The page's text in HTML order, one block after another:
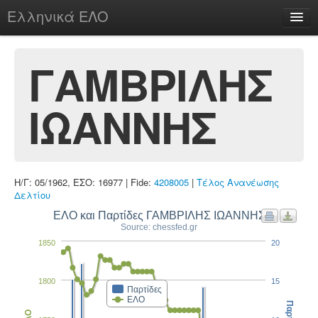
Ελληνικά ΕΛΟ
chesstu.be @ discord
Login
ΓΑΜΒΡΙΛΗΣ
ΙΩΑΝΝΗΣ
Η/Γ: 05/1962, ΕΣΟ: 16977 | Fide: 4208005 | Τέλος Ανανέωσης
Δελτίου
ΕΛΟ και Παρτίδες ΓΑΜΒΡΙΛΗΣ ΙΩΑΝΝΗΣ
Source: chessfed.gr
Παρτίδες
ΕΛΟ
1800
1850
15
20